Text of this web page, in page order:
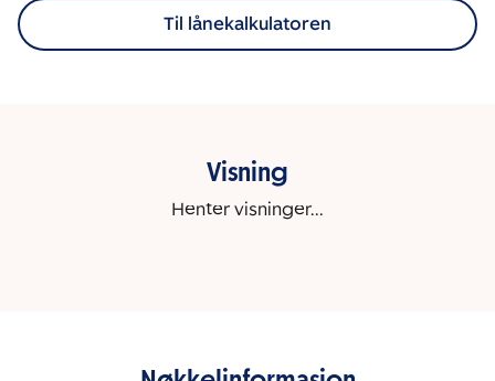
Til lånekalkulatoren
Visning
Henter visninger...